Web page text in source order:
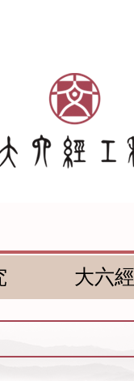
大六經